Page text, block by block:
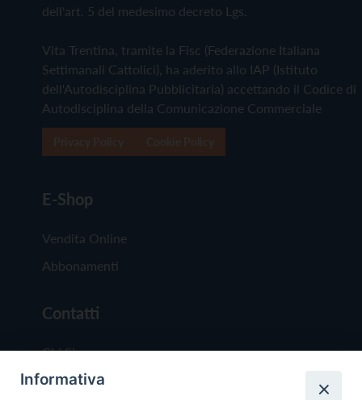
dell'art. 5 del medesimo decreto Lgs.
Vita Trentina, tramite la Fisc (Federazione Italiana
Settimanali Cattolici), ha aderito allo IAP (Istituto
dell'Autodisciplina Pubblicitaria) accettando il Codice di
Autodisciplina della Comunicazione Commerciale
E-Shop
Vendita Online
Abbonamenti
Contatti
Chi Siamo
Redazione
Informativa